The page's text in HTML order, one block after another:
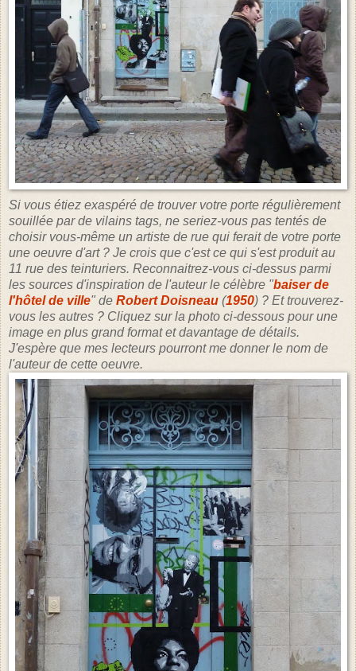
Si vous étiez exaspéré de trouver votre porte régulièrement
souillée par de vilains tags, ne seriez-vous pas tentés de
choisir vous-même un artiste de rue qui ferait de votre porte
une oeuvre d'art ? Je crois que c'est ce qui s'est produit au
11 rue des teinturiers. Reconnaitrez-vous ci-dessus parmi
les sources d'inspiration de l'auteur le célèbre "baiser de
l'hôtel de ville" de Robert Doisneau (1950) ? Et trouverez-
vous les autres ? Cliquez sur la photo ci-dessous pour une
image en plus grand format et davantage de détails.
J'espère que mes lecteurs pourront me donner le nom de
l'auteur de cette oeuvre.